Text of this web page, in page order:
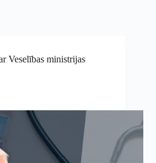
Veselības ministrijas